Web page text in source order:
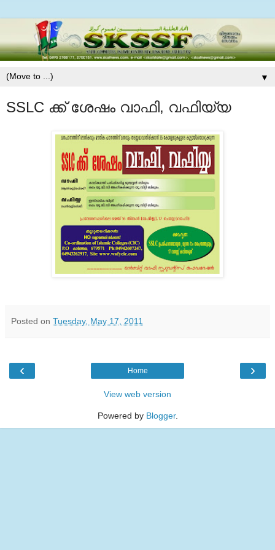
▼
SSLC ക്ക് ശേഷം വാഫി, വഫിയ്യ
Posted on Tuesday, May 17, 2011
‹ ›
Home
View web version
Powered by Blogger.